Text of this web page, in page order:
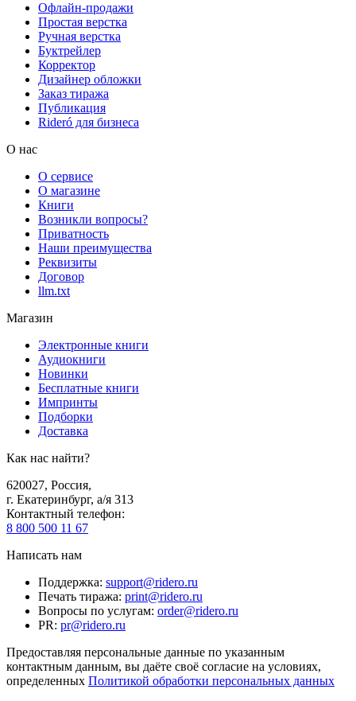
Офлайн-продажи
Простая верстка
Ручная верстка
Буктрейлер
Корректор
Дизайнер обложки
Заказ тиража
Публикация
Rideró для бизнеса
О нас
О сервисе
О магазине
Книги
Возникли вопросы?
Приватность
Наши преимущества
Реквизиты
Договор
llm.txt
Магазин
Электронные книги
Аудиокниги
Новинки
Бесплатные книги
Импринты
Подборки
Доставка
Как нас найти?
620027, Россия,
г. Екатеринбург, а/я 313
Контактный телефон:
8 800 500 11 67
Написать нам
Поддержка: support@ridero.ru
Печать тиража: print@ridero.ru
Вопросы по услугам: order@ridero.ru
PR: pr@ridero.ru
Предоставляя персональные данные по указанным
контактным данным, вы даёте своё согласие на условиях,
определенных Политикой обработки персональных данных